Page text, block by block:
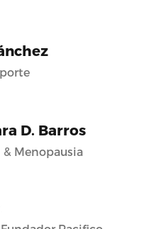
D. Barros
Menopausia